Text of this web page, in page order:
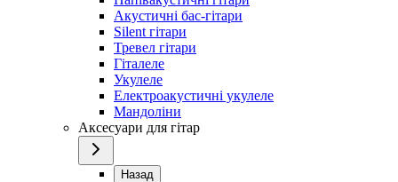
Акустичні бас-гітари
Silent гітари
Тревел гітари
Гіталеле
Укулеле
Електроакустичні укулеле
Мандоліни
Аксесуари для гітар
Назад